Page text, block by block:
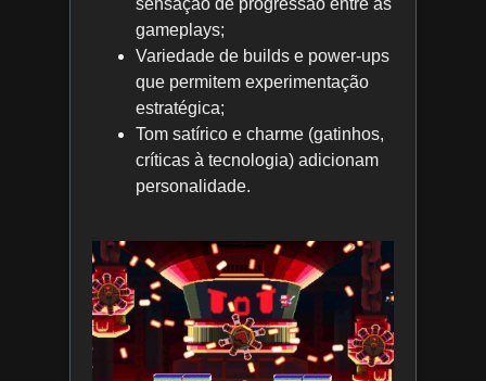
gameplays;
Variedade de builds e power-ups
que permitem experimentação
estratégica;
Tom satírico e charme (gatinhos,
críticas à tecnologia) adicionam
personalidade.